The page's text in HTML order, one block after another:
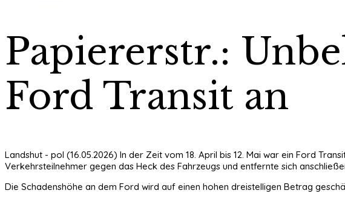
Papiererstr.:
Ford Transit an
Landshut - pol (16.05.2026) In der Zeit vom 18. April bis 12. Mai war ein Ford
Verkehrsteilnehmer gegen das Heck des Fahrzeugs und entfernte sich
Die Schadenshöhe an dem Ford wird auf einen hohen dreistelligen Betrag